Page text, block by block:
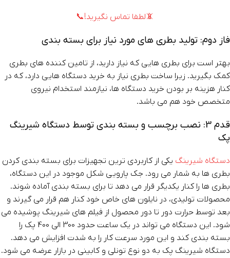
📵لطفا تماس نگیرید!📞
فاز دوم: تولید بطری های مورد نیاز برای بسته بندی
بهتر است برای بطری هایی که نیاز دارید، از تامین کننده های بطری
کمک بگیرید. زیرا ساخت بطری نیاز به خرید دستگاه هایی دارد، که در
کنار هزینه بر بودن خرید دستگاه ها، نیازمند استخدام نیروی
متخصص خود هم می باشد.
قدم 3: نصب برچسب و بسته بندی توسط دستگاه شیرینگ
پک
دستگاه شیرینگ یکی از کاربردی ترین تجهیزات برای بسته بندی کردن
بطری ها به شمار می رود. جک پارویی شکل موجود در این دستگاه،
بطری ها را کنار یکدیگر قرار می دهد تا برای بسته بندی آماده شوند.
محصولات تولیدی، در نایلون های خاص خود کنار هم قرار می گیرند و
بعد توسط حرارت دور تا دور محصول از فیلم های شیرینگ پوشیده می
شود. این دستگاه می تواند در یک ساعت حدود 300 الی 400 پک را
بسته بندی کند و این مورد سرعت کار را به شدت افزایش می دهد.
دستگاه شیرینگ پک به دو نوع تونلی و کابینی در بازار عرضه می شود.